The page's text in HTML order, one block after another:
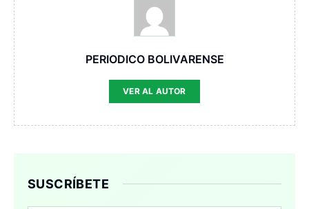
PERIODICO BOLIVARENSE
VER AL AUTOR
SUSCRÍBETE